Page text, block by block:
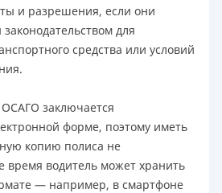
и разрешения, если они
для
средства или условий
ОСАГО заключается
форме, поэтому иметь
копию полиса не
время водитель может хранить
— например, в смартфоне